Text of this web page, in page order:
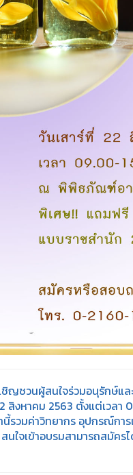
ญชวนผู้สนใจร่วมอนุรักษ์แ
สิงหาคม 2563 ตั้งแต่เวลา
วมค่าวิทยากร อุปกรณ์การ
จเข้าอบรมสามารถสมัคร